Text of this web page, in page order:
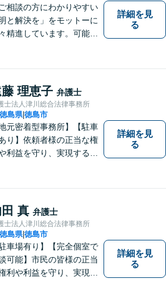
ご相談の方にわかりやすい
と解決を」をモットーに
精進しています。可能な
な思いを抱えられている
詳細を見
る
理恵子 弁護士
士法人津川総合法律事務所
徳島県|徳島市
地元密着型事務所】【駐車
り】依頼者様の正当な権
利益を守り、実現するた
い、丁寧に対処してまい
す。個人・法人問わずあ
る問題に対応可能！
詳細を見
る
真 弁護士
士法人津川総合法律事務所
徳島県|徳島市
駐車場有り】【完全個室で
可能】市民の皆様の正当
利や利益を守り、実現す
詳細を見
る